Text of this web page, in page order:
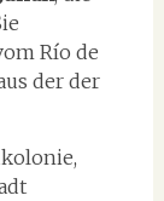
Río de
der der